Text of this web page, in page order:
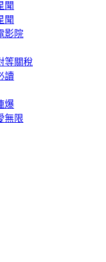
聞
聞
影院
等關稅
讀
爆
無限